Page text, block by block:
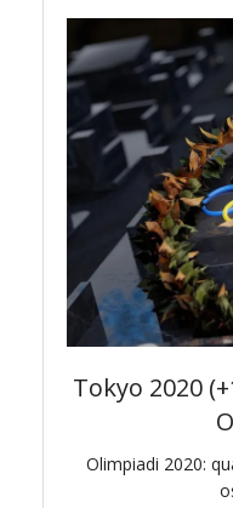
Tokyo 2020
Olimpiadi 2020: